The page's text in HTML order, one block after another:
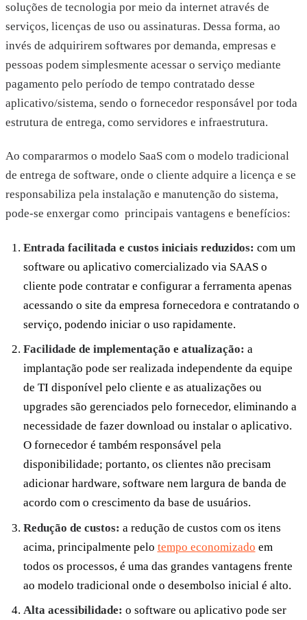
soluções de tecnologia por meio da internet através de
serviços, licenças de uso ou assinaturas. Dessa forma, ao
invés de adquirirem softwares por demanda, empresas e
pessoas podem simplesmente acessar o serviço mediante
pagamento pelo período de tempo contratado desse
aplicativo/sistema, sendo o fornecedor responsável por toda
estrutura de entrega, como servidores e infraestrutura.
Ao compararmos o modelo SaaS com o modelo tradicional
de entrega de software, onde o cliente adquire a licença e se
responsabiliza pela instalação e manutenção do sistema,
pode-se enxergar como principais vantagens e benefícios:
Entrada facilitada e custos iniciais reduzidos: com um
software ou aplicativo comercializado via SAAS o
cliente pode contratar e configurar a ferramenta apenas
acessando o site da empresa fornecedora e contratando o
serviço, podendo iniciar o uso rapidamente.
Facilidade de implementação e atualização: a
implantação pode ser realizada independente da equipe
de TI disponível pelo cliente e as atualizações ou
upgrades são gerenciados pelo fornecedor, eliminando a
necessidade de fazer download ou instalar o aplicativo.
O fornecedor é também responsável pela
disponibilidade; portanto, os clientes não precisam
adicionar hardware, software nem largura de banda de
acordo com o crescimento da base de usuários.
Redução de custos: a redução de custos com os itens
acima, principalmente pelo tempo economizado em
todos os processos, é uma das grandes vantagens frente
ao modelo tradicional onde o desembolso inicial é alto.
Alta acessibilidade: o software ou aplicativo pode ser